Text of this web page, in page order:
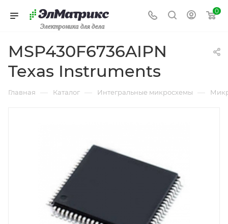
Электроника для дела
0
MSP430F6736AIPN
Texas Instruments
Главная — Каталог — Интегральные микросхемы —